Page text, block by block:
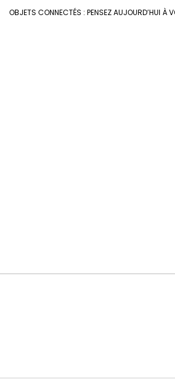
OBJETS CONNECTÉS : PENSEZ AUJOURD’HUI À